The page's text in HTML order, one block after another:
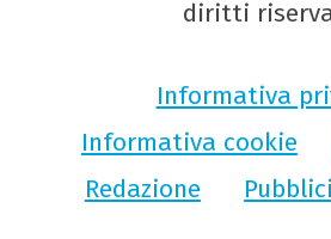
diritti
Informativa
Informativa cookie
Redazione